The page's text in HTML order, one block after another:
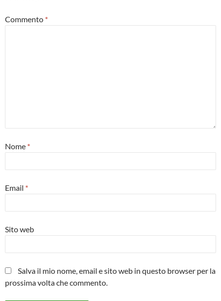
Commento *
Nome *
Email *
Sito web
Salva il mio nome, email e sito web in questo browser per la
prossima volta che commento.